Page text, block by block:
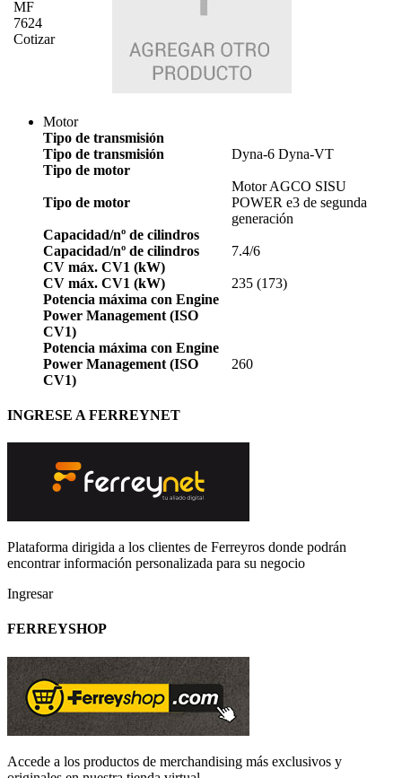
MF
7624
Cotizar
Motor
Tipo de transmisión
Tipo de transmisión
Dyna-6 Dyna-VT
Tipo de motor
Tipo de motor
Motor AGCO SISU
POWER e3 de segunda
generación
Capacidad/nº de cilindros
Capacidad/nº de cilindros
7.4/6
CV máx. CV1 (kW)
CV máx. CV1 (kW)
235 (173)
Potencia máxima con Engine
Power Management (ISO
CV1)
Potencia máxima con Engine
Power Management (ISO
CV1)
260
INGRESE A FERREYNET
Plataforma dirigida a los clientes de Ferreyros donde podrán
encontrar información personalizada para su negocio
Ingresar
FERREYSHOP
Accede a los productos de merchandising más exclusivos y